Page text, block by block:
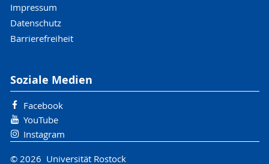
Impressum
Datenschutz
Barrierefreiheit
Soziale Medien
Facebook
YouTube
Instagram
© 2026 Universität Rostock